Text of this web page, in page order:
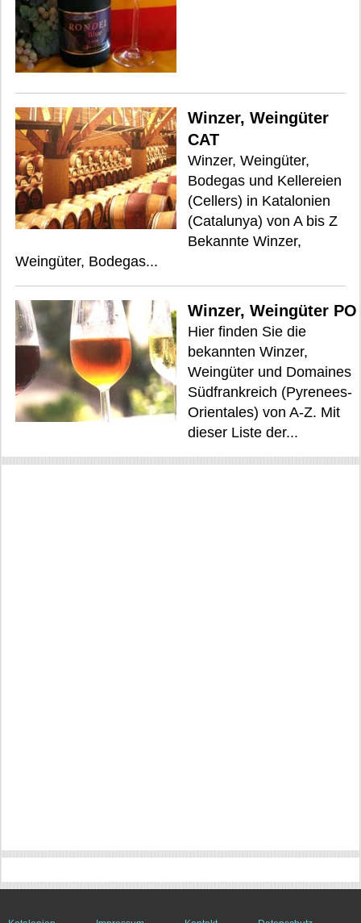
Winzer, Weingüter
CAT
Winzer, Weingüter,
Bodegas und Kellereien
(Cellers) in Katalonien
(Catalunya) von A bis Z
Bekannte Winzer,
Weingüter, Bodegas...
Winzer, Weingüter PO
Hier finden Sie die
bekannten Winzer,
Weingüter und Domaines
Südfrankreich (Pyrenees-
Orientales) von A-Z. Mit
dieser Liste der...